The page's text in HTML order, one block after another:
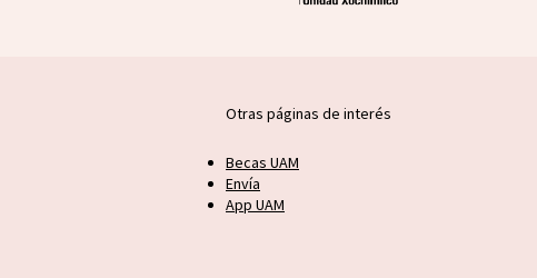
Otras páginas de interés
Becas UAM
Envía
App UAM